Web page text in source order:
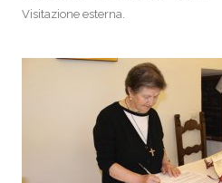
Visitazione esterna.